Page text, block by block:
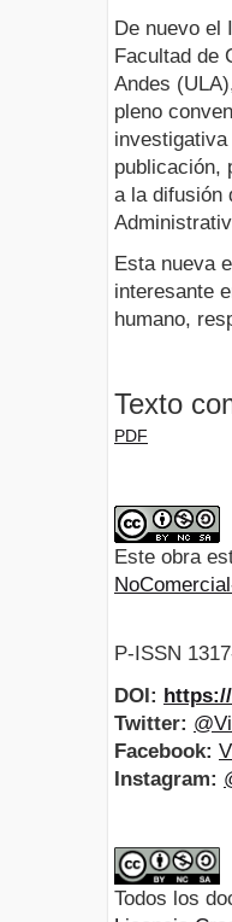
De nuevo el
Facultad de
Andes
pleno
publicación,
a la difusión
Esta nueva
interesante
humano,
Texto
PDF
Este obra
P-ISSN
DOI:
Twitter:
Facebook:
Instagram:
Todos los